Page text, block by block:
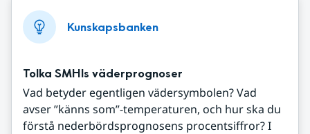
Kunskapsbanken
Tolka SMHIs väderprognoser
Vad betyder egentligen vädersymbolen? Vad
avser ”känns som”-temperaturen, och hur ska du
förstå nederbördsprognosens procentsiffror? I